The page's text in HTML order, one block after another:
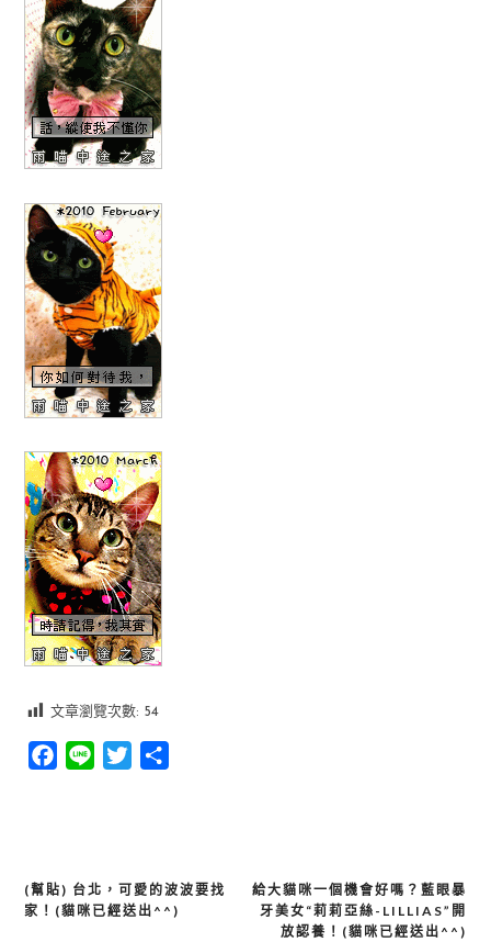
文章瀏覽次數: 54
Facebook
Line Twitter
文
給大貓咪一個機會好嗎？藍眼暴
牙美女“莉莉亞絲-LILLIAS”開
放認養！(貓咪已經送出^^)
(幫貼) 台北，可愛的波波要找
家！(貓咪已經送出^^)